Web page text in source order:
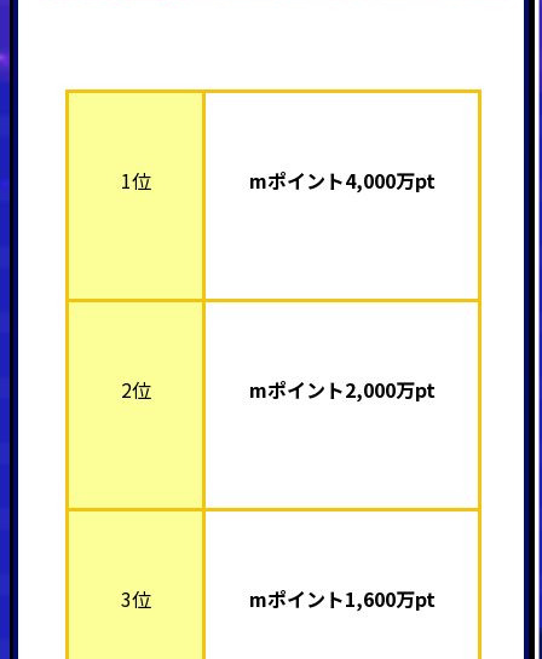
1位 mポイント4,000万pt
2位 mポイント2,000万pt
3位 mポイント1,600万pt